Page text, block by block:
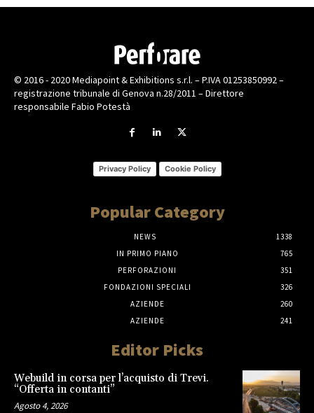
© 2016 - 2020 Mediapoint & Exhibitions s.r.l. – P.IVA 01253850992 –
registrazione tribunale di Genova n.28/2011 – Direttore
responsabile Fabio Potestà
Privacy Policy Cookie Policy
Popular Category
NEWS
1338
IN PRIMO PIANO
765
PERFORAZIONI
351
FONDAZIONI SPECIALI
326
AZIENDE
260
AZIENDE
241
Editor Picks
Webuild in corsa per l’acquisto di Trevi.
“Offerta in contanti”
Agosto 4, 2026